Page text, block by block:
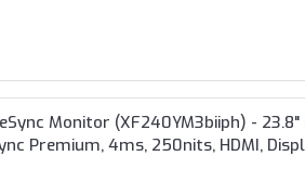
Monitor (XF240YM3biiph) - 23.8"
Premium, 4ms, 250nits, HDMI,